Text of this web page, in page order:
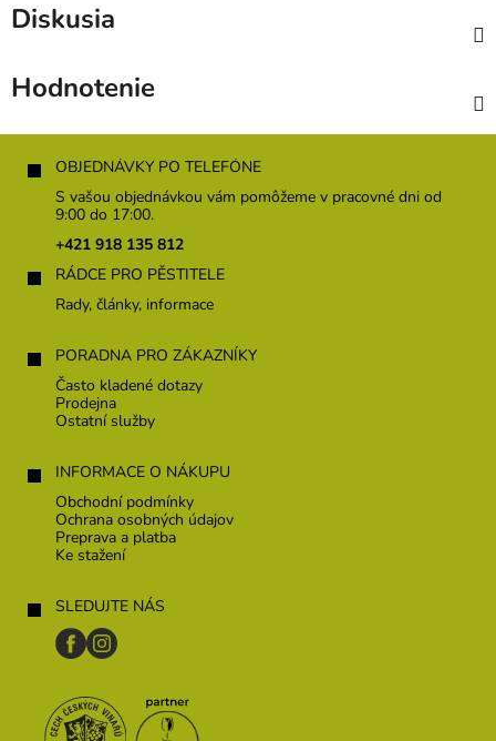
Diskusia
Hodnotenie
OBJEDNÁVKY PO TELEFÓNE
S vašou objednávkou vám pomôžeme v pracovné dni od
9:00 do 17:00.
+421 918 135 812
RÁDCE PRO PĚSTITELE
Rady, články, informace
PORADNA PRO ZÁKAZNÍKY
Často kladené dotazy
Prodejna
Ostatní služby
INFORMACE O NÁKUPU
Obchodní podmínky
Ochrana osobných údajov
Preprava a platba
Ke stažení
SLEDUJTE NÁS